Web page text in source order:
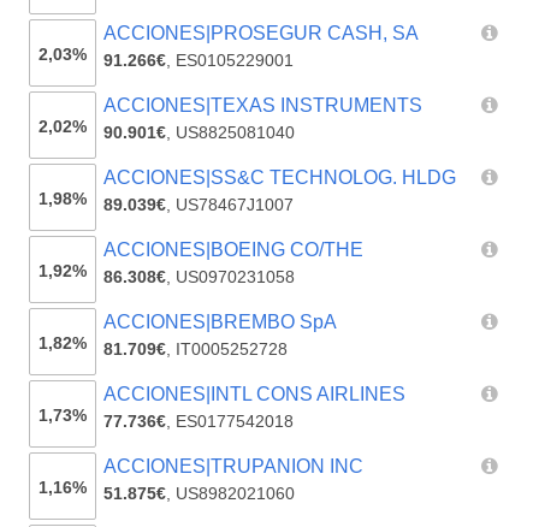
2,03%
ACCIONES|PROSEGUR CASH, SA
91.266€, ES0105229001
2,02%
ACCIONES|TEXAS INSTRUMENTS
90.901€, US8825081040
1,98%
ACCIONES|SS&C TECHNOLOG. HLDG
89.039€, US78467J1007
1,92%
ACCIONES|BOEING CO/THE
86.308€, US0970231058
1,82%
ACCIONES|BREMBO SpA
81.709€, IT0005252728
1,73%
ACCIONES|INTL CONS AIRLINES
77.736€, ES0177542018
1,16%
ACCIONES|TRUPANION INC
51.875€, US8982021060